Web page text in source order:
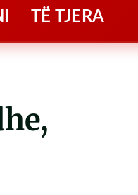
TË TJERA